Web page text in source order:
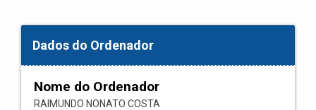
Dados do Ordenador
Nome do Ordenador
RAIMUNDO NONATO COSTA